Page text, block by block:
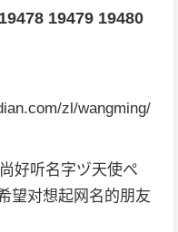
19478 19479 19480
zl/wangming/
好听名字ヅ天使ぺ
望对想起网名的朋友